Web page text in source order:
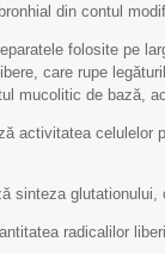
din contul
folosite pe
care rupe
mucolitic de bază,
activitatea celulelor
sinteza
radicalilor